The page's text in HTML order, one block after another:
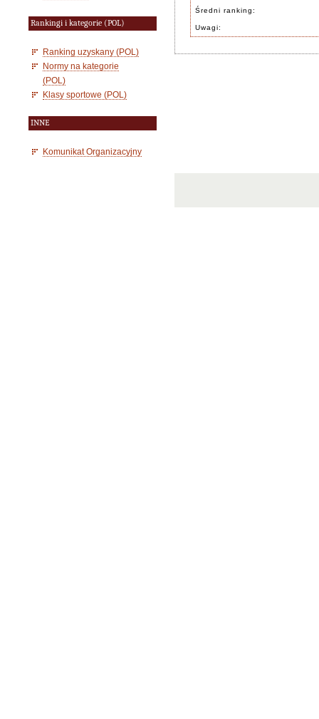
Rankingi i kategorie (POL)
Ranking uzyskany (POL)
Normy na kategorie
(POL)
Klasy sportowe (POL)
INNE
Komunikat Organizacyjny
Średni ranking:
Uwagi: